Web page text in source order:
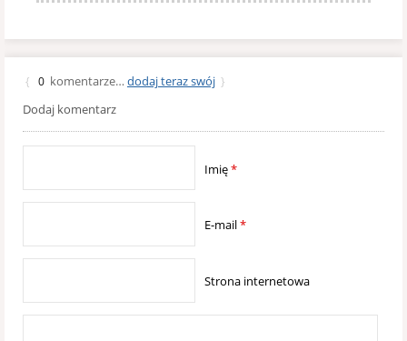
{ 0 komentarze… dodaj teraz swój }
Dodaj komentarz
Imię*
E-mail*
Strona internetowa